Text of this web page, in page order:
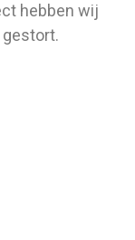
hebben wij